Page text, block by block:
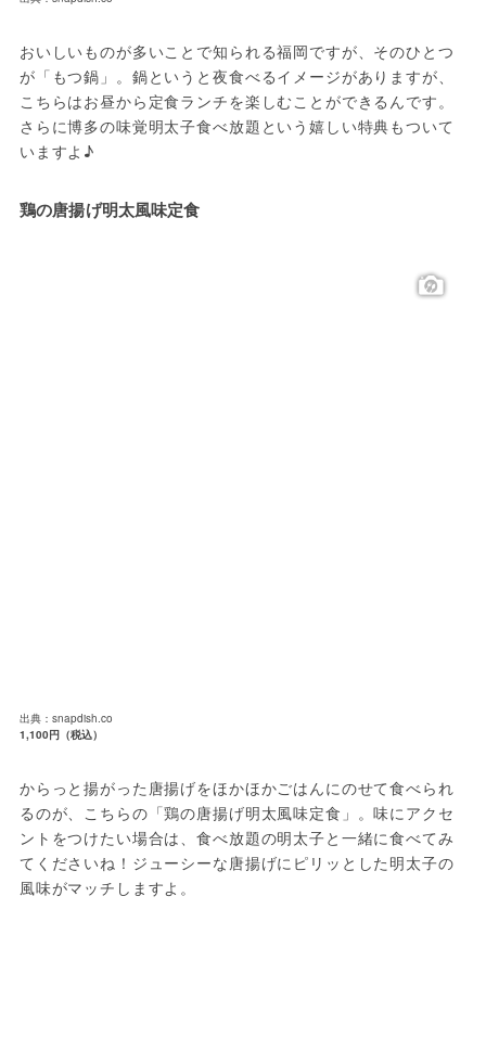
おいしいものが多いことで知られる福岡ですが、そのひとつ
が「もつ鍋」。鍋というと夜食べるイメージがありますが、
こちらはお昼から定食ランチを楽しむことができるんです。
さらに博多の味覚明太子食べ放題という嬉しい特典もついて
いますよ♪
鶏の唐揚げ明太風味定食
出典：snapdish.co
1,100円（税込）
からっと揚がった唐揚げをほかほかごはんにのせて食べられ
るのが、こちらの「鶏の唐揚げ明太風味定食」。味にアクセ
ントをつけたい場合は、食べ放題の明太子と一緒に食べてみ
てくださいね！ジューシーな唐揚げにピリッとした明太子の
風味がマッチしますよ。